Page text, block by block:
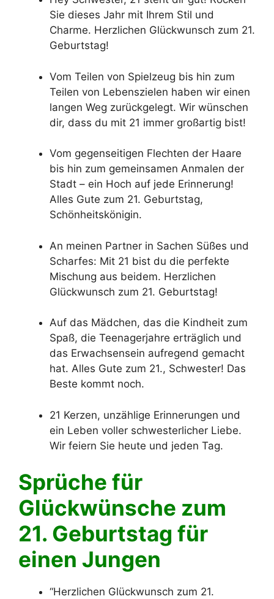
Sie dieses Jahr mit Ihrem Stil und
Charme. Herzlichen Glückwunsch zum 21.
Geburtstag!
Vom Teilen von Spielzeug bis hin zum
Teilen von Lebenszielen haben wir einen
langen Weg zurückgelegt. Wir wünschen
dir, dass du mit 21 immer großartig bist!
Vom gegenseitigen Flechten der Haare
bis hin zum gemeinsamen Anmalen der
Stadt – ein Hoch auf jede Erinnerung!
Alles Gute zum 21. Geburtstag,
Schönheitskönigin.
An meinen Partner in Sachen Süßes und
Scharfes: Mit 21 bist du die perfekte
Mischung aus beidem. Herzlichen
Glückwunsch zum 21. Geburtstag!
Auf das Mädchen, das die Kindheit zum
Spaß, die Teenagerjahre erträglich und
das Erwachsensein aufregend gemacht
hat. Alles Gute zum 21., Schwester! Das
Beste kommt noch.
21 Kerzen, unzählige Erinnerungen und
ein Leben voller schwesterlicher Liebe.
Wir feiern Sie heute und jeden Tag.
Sprüche für
Glückwünsche zum
21. Geburtstag für
einen Jungen
“Herzlichen Glückwunsch zum 21.